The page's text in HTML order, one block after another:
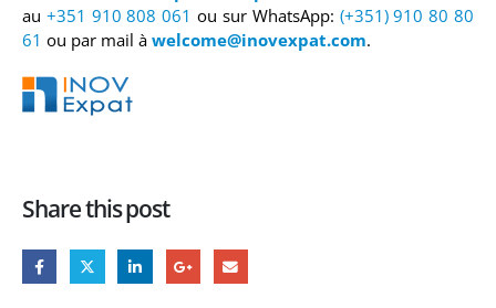
au +351 910 808 061 ou sur WhatsApp: (+351) 910 80 80
61 ou par mail à welcome@inovexpat.com.
Share this post